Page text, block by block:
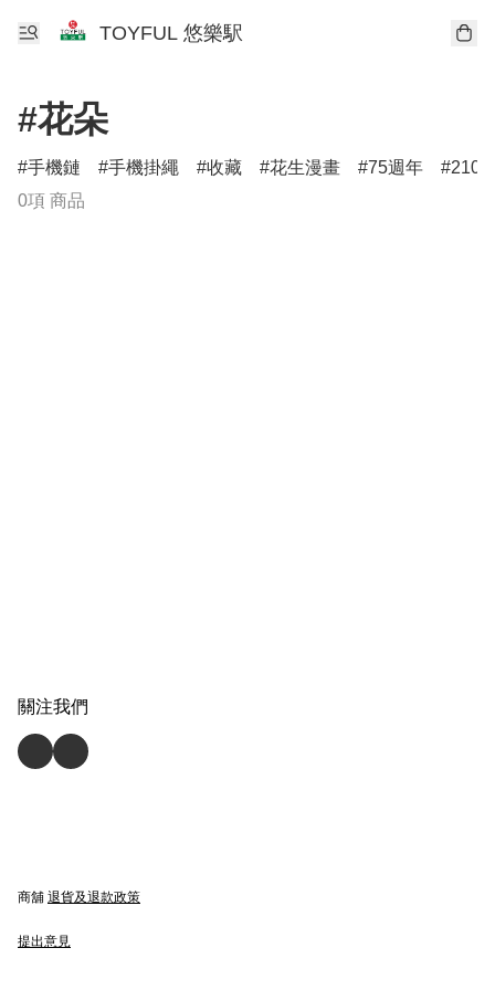
TOYFUL 悠樂駅
#花朵
手機鏈 手機掛繩 收藏 花生漫畫 75週年
210
0項 商品
關注我們
商舖 退貨及退款政策
提出意見